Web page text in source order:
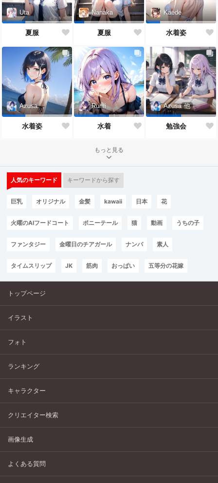
Uta
夏服
Nanaka
夏服
Kaede
水着姿
Azusa
水着姿
Rumi
水着
Azusa 他
勉強会
もっと見る
人気のキーワード キーワードから探す
巨乳 オリジナル 金髪 kawaii 日本 花
火曜のAIフードコート ポニーテール 猫 動画 うちの子
ファンタジー 金曜日のチアガール ナンパ 素人
タイムスリップ JK 筋肉 おっぱい 五等分の花嫁
トップページ
イラスト
フォト
ランキング
キャラクター
クリエイター検索
画像生成
よくある質問